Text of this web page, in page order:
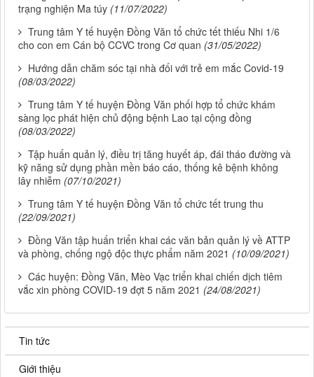
trạng nghiện Ma túy (11/07/2022)
Trung tâm Y tế huyện Đồng Văn tổ chức tết thiếu Nhi 1/6
cho con em Cán bộ CCVC trong Cơ quan (31/05/2022)
Hướng dẫn chăm sóc tại nhà đối với trẻ em mắc Covid-19
(08/03/2022)
Trung tâm Y tế huyện Đồng Văn phối hợp tổ chức khám
sàng lọc phát hiện chủ động bệnh Lao tại cộng đồng
(08/03/2022)
Tập huấn quản lý, điều trị tăng huyết áp, đái tháo đường và
kỹ năng sử dụng phần mền báo cáo, thống kê bệnh không
lây nhiễm (07/10/2021)
Trung tâm Y tế huyện Đồng Văn tổ chức tết trung thu
(22/09/2021)
Đồng Văn tập huấn triển khai các văn bản quản lý về ATTP
và phòng, chống ngộ độc thực phẩm năm 2021 (10/09/2021)
Các huyện: Đồng Văn, Mèo Vạc triển khai chiến dịch tiêm
vắc xin phòng COVID-19 đợt 5 năm 2021 (24/08/2021)
Tin tức
Giới thiệu